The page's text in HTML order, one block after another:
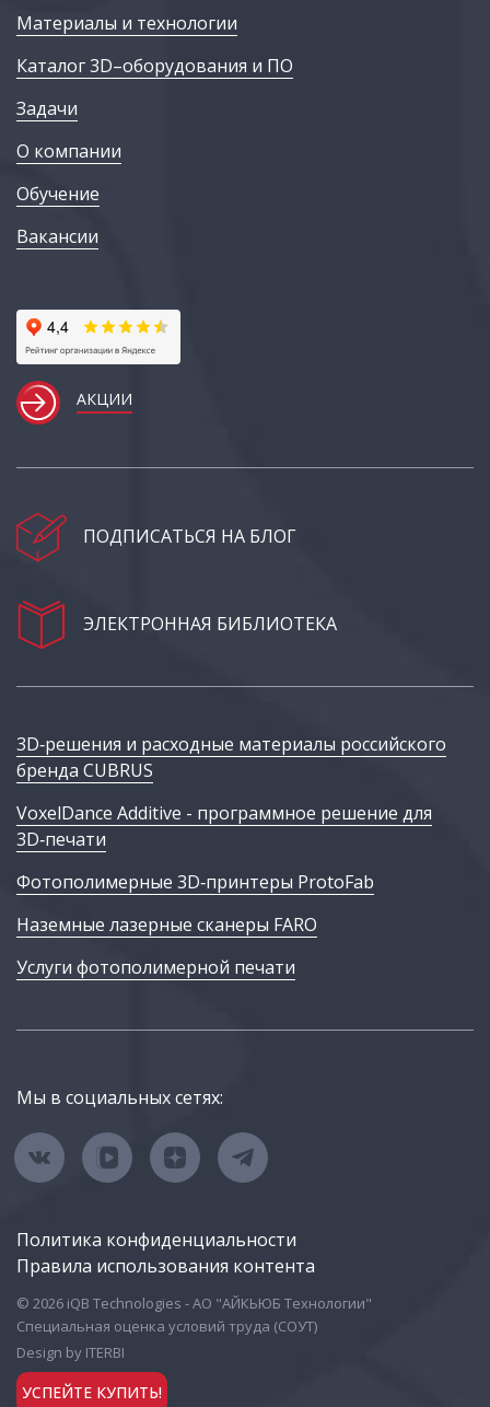
УСПЕЙТЕ КУПИТЬ!
Материалы и технологии
Каталог 3D–оборудования и ПО
Задачи
О компании
Обучение
Вакансии
АКЦИИ
ПОДПИСАТЬСЯ НА БЛОГ
ЭЛЕКТРОННАЯ БИБЛИОТЕКА
3D‑решения и расходные материалы российского
бренда CUBRUS
VoxelDance Additive - программное решение для
3D‑печати
Фотополимерные 3D‑принтеры ProtoFab
Наземные лазерные сканеры FARO
Услуги фотополимерной печати
Мы в социальных сетях:
Политика конфиденциальности
Правила использования контента
© 2026 iQB Technologies - АО "АЙКЬЮБ Технологии"
Специальная оценка условий труда (СОУТ)
Design by ITERBI